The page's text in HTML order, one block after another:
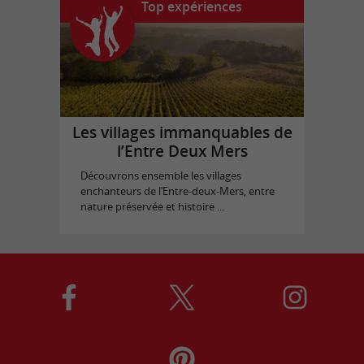
Top expériences
Les villages immanquables de
l’Entre Deux Mers
Découvrons ensemble les villages
enchanteurs de l’Entre-deux-Mers, entre
nature préservée et histoire ...